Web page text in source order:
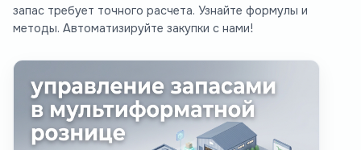
запас требует точного расчета. Узнайте формулы и
методы. Автоматизируйте закупки с нами!